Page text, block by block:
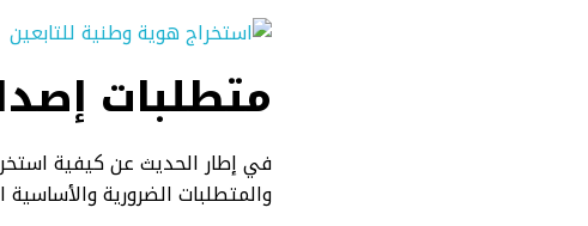
متطلبات
في إطار الحديث عن كيفية
والمتطلبات الضرورية